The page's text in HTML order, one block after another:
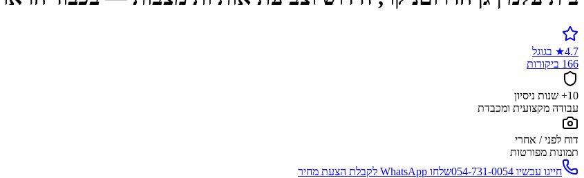
4.7
★ בגוגל
166 ביקורות
10+ שנות ניסיון
עבודה מקצועית ומכבדת
דוח לפני / אחרי
תמונות מפורטות
חייגו עכשיו 054-731-0054שלחו WhatsApp לקבלת הצעת מחיר